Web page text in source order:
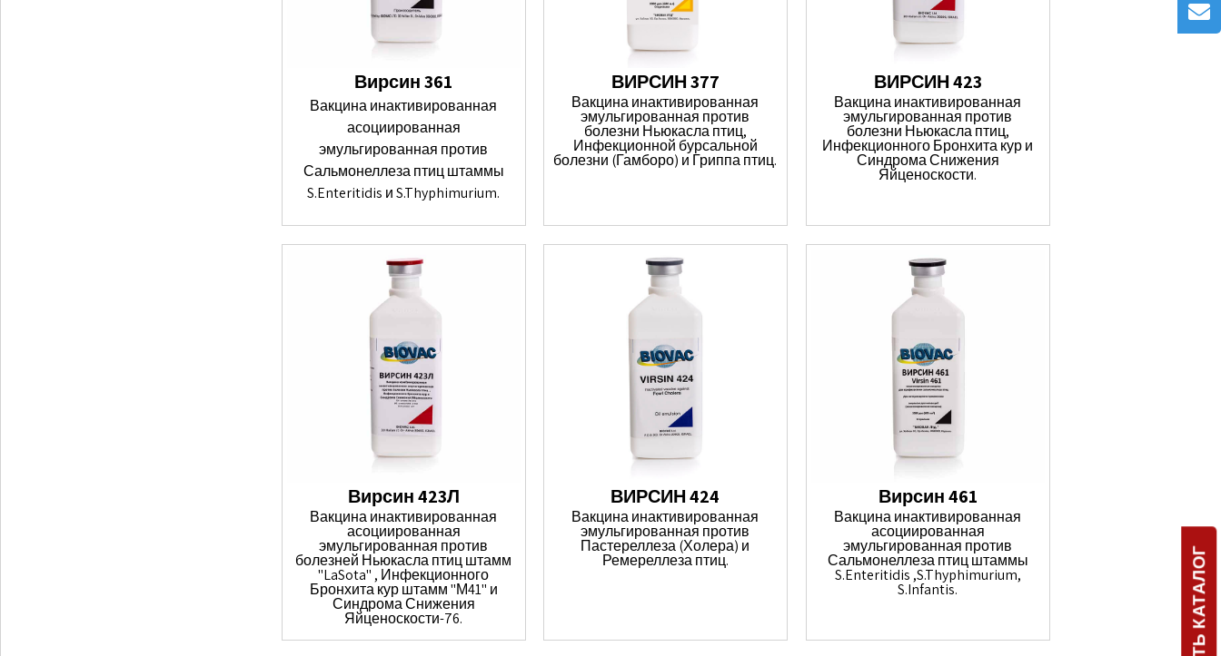
Вирсин 361
Вакцина инактивированная
асоциированная
эмульгированная против
Сальмонеллеза птиц штаммы
S.Enteritidis и S.Thyphimurium.
ВИРСИН 377
Вакцина инактивированная
эмульгированная против
болезни Ньюкасла птиц,
Инфекционной бурсальной
болезни (Гамборо) и Гриппа птиц.
ВИРСИН 423
Вакцина инактивированная
эмульгированная против
болезни Ньюкасла птиц,
Инфекционного Бронхита кур и
Синдрома Снижения
Яйценоскости.
Вирсин 423Л
Вакцина инактивированная
асоциированная
эмульгированная против
болезней Ньюкасла птиц штамм
"LaSota" , Инфекционного
Бронхита кур штамм "М41" и
Синдрома Снижения
Яйценоскости-76.
ВИРСИН 424
Вакцина инактивированная
эмульгированная против
Пастереллеза (Холера) и
Ремереллеза птиц.
Вирсин 461
Вакцина инактивированная
асоциированная
эмульгированная против
Сальмонеллеза птиц штаммы
S.Enteritidis ,S.Thyphimurium,
S.Infantis.